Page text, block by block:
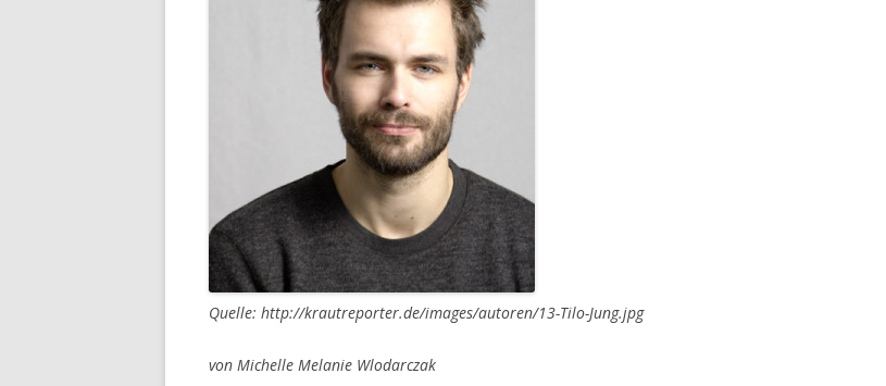
Quelle: http://krautreporter.de/images/autoren/13-Tilo-Jung.jpg
von Michelle Melanie Wlodarczak